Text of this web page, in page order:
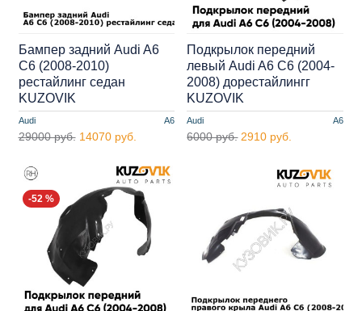
Audi A6
Бампер задний Audi A6
C6 (2008-2010)
рестайлинг седан
KUZOVIK
29000 руб. 14070 руб.
Audi A6
Подкрылок передний
левый Audi A6 С6 (2004-
2008) дорестайлингг
KUZOVIK
6000 руб. 2910 руб.
-52 %